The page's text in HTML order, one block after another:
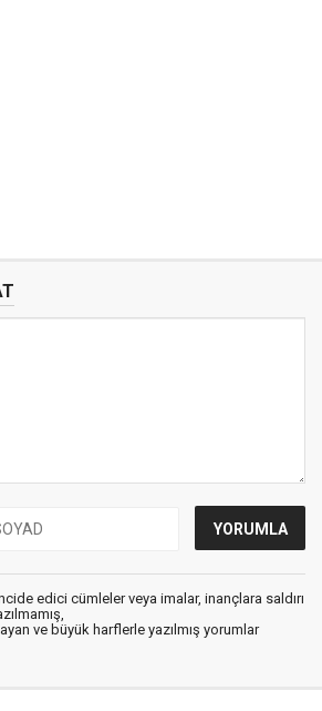
edici cümleler veya imalar, inançlara saldırı
ve büyük harflerle yazılmış yorumlar